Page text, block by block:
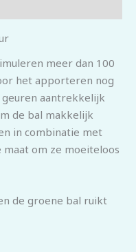
meer dan 100
het apporteren nog
aantrekkelijk
de bal makkelijk
in combinatie met
maat om ze moeiteloos
de groene bal ruikt